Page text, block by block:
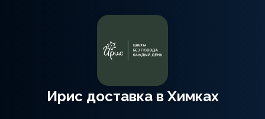
Ирис доставка в Химках